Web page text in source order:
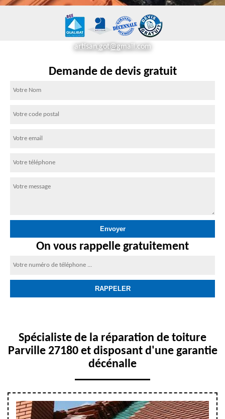
artisan.got@gmail.com
Demande de devis gratuit
On vous rappelle gratuitement
Spécialiste de la réparation de toiture
Parville 27180 et disposant d'une garantie
décénalle